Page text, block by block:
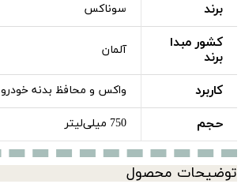
برند سوناکس
کشور مبدا
برند
آلمان
کاربرد واکس و محافظ بدنه خودرو
حجم 750 میلی‌لیتر
توضیحات محصول